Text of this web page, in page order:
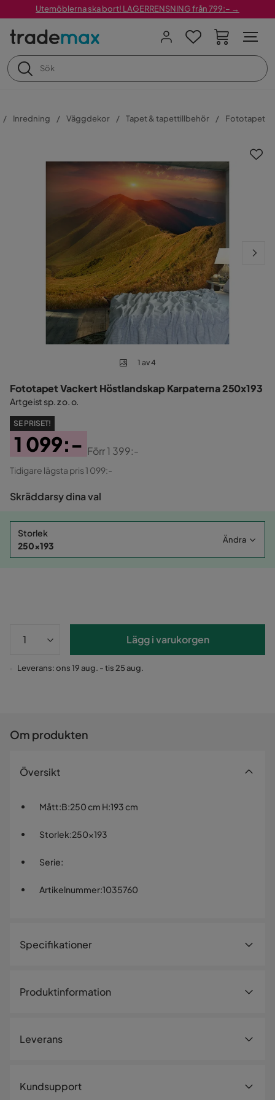
Utemöblerna ska bort! LAGERRENSNING från 799:– →
Inredning Väggdekor Tapet & tapettillbehör Fototapet
1 av 4
Fototapet Vackert Höstlandskap Karpaterna 250x193
Artgeist sp. z o. o.
SE PRISET!
Pris
1 099:-
Original
Pris
Förr1 399:-
Tidigare lägsta pris 1 099:-
Skräddarsy dina val
Storlek
250x193
Ändra
Lägg i varukorgen
Leverans: ons 19 aug. - tis 25 aug.
Om produkten
Översikt
Mått:B:250 cm H:193 cm
Storlek:250x193
Serie:
Artikelnummer:1035760
Specifikationer
Storlek
Produktinformation
Leverans
Kundsupport